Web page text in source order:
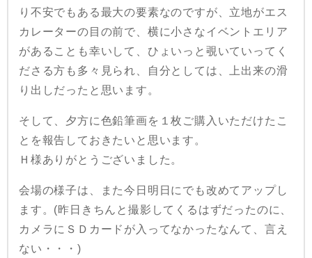
り不安でもある最大の要素なのですが、立地がエス
カレーターの目の前で、横に小さなイベントエリア
があることも幸いして、ひょいっと覗いていってく
ださる方も多々見られ、自分としては、上出来の滑
り出しだったと思います。
そして、夕方に色鉛筆画を１枚ご購入いただけたこ
とを報告しておきたいと思います。
Ｈ様ありがとうございました。
会場の様子は、また今日明日にでも改めてアップし
ます。(昨日きちんと撮影してくるはずだったのに、
カメラにＳＤカードが入ってなかったなんて、言え
ない・・・)